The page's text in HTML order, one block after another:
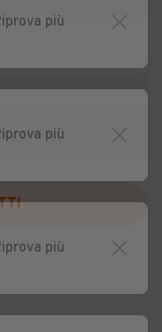
Pertiche
San Martino di
Sant'Elena
Santa Giustina in
Saonara
più
più
più